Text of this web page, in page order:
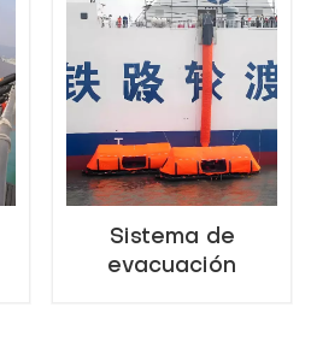
Sistema de
evacuación